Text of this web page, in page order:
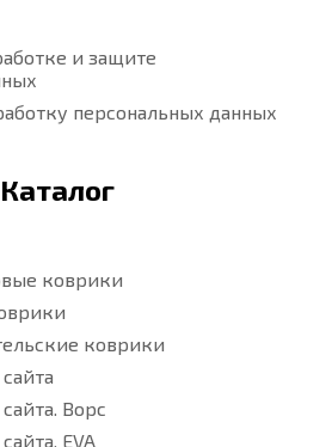
и защите
персональных данных
Каталог
коврики
коврики
Ворс
EVA